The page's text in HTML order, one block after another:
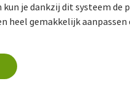
kun je dankzij dit systeem de
heel gemakkelijk